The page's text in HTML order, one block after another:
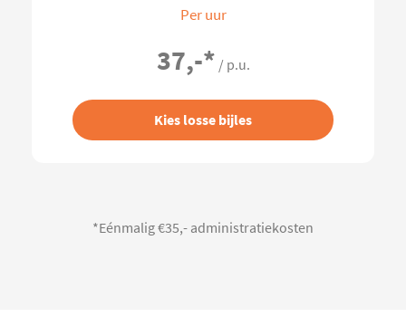
Per uur
37,-* / p.u.
Kies losse bijles
*Eénmalig €35,- administratiekosten